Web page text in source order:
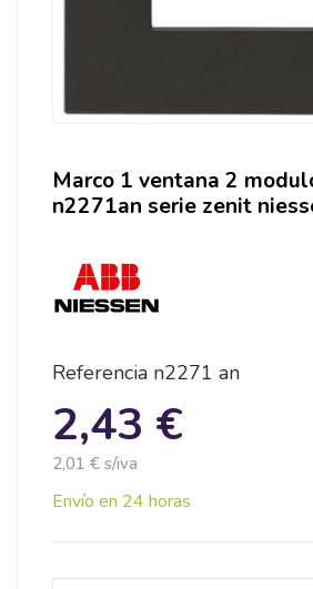
Marco 1 ventana 2
n2271an serie zenit
Referencia n2271 an
2,43 €
2,01 € s/iva
Envío en 24 horas